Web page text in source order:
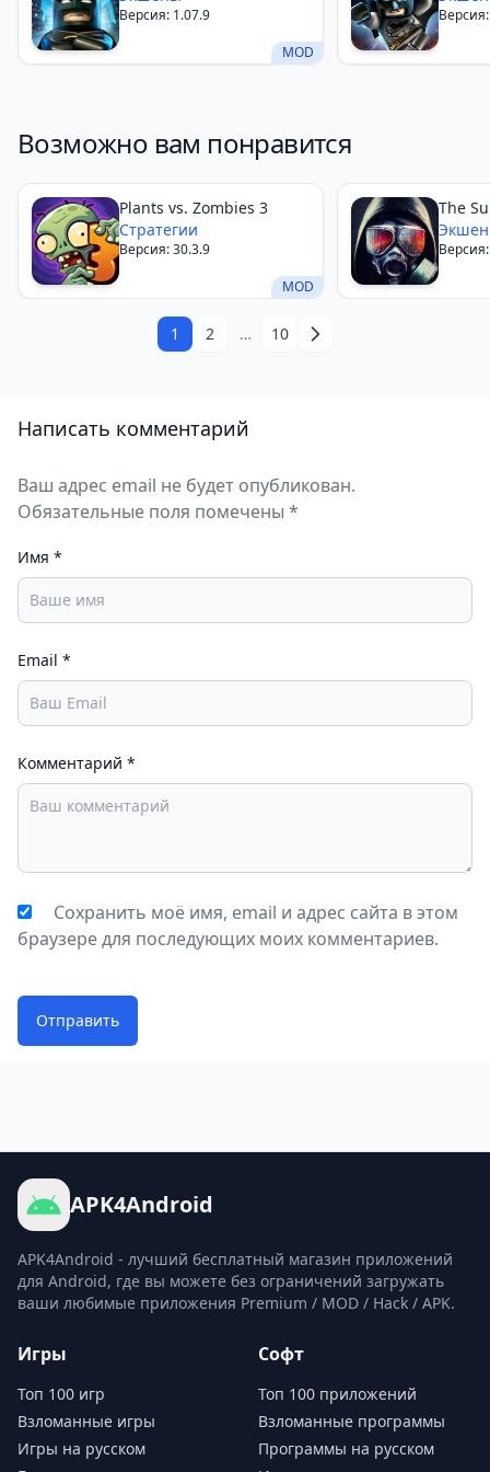
MOD
Версия: 1.07.9
Возможно вам понравится
MOD
Plants vs. Zombies 3
Стратегии
Версия: 30.3.9
The
1 2 … 10
Написать комментарий
Ваш адрес email не будет опубликован.
Обязательные поля помечены *
Имя *
Email *
Комментарий *
Сохранить моё имя, email и адрес сайта в этом
браузере для последующих моих комментариев.
Отправить
APK4Android
APK4Android - лучший бесплатный магазин приложений
для Android, где вы можете без ограничений загружать
ваши любимые приложения Premium / MOD / Hack / APK.
Игры
Топ 100 игр
Взломанные игры
Игры на русском
Софт
Топ 100 приложений
Взломанные программы
Программы на русском